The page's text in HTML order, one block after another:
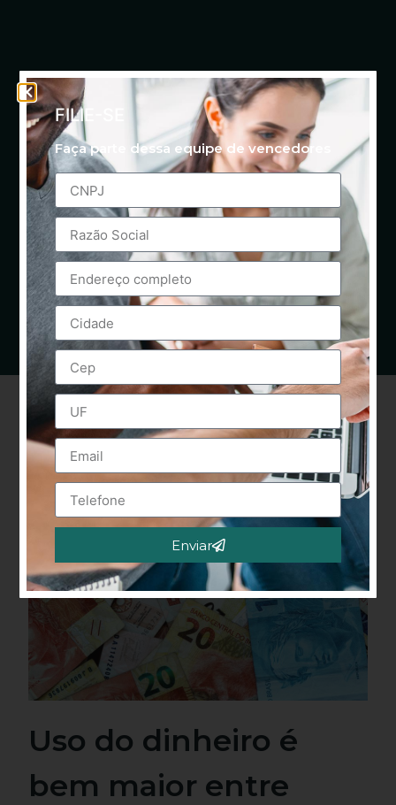
Uso do dinheiro é
bem maior entre
FILIE-SE
Faça parte dessa equipe de vencedores
Enviar
Alternative: